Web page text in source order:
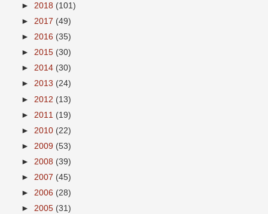
► 2018 (101)
► 2017 (49)
► 2016 (35)
► 2015 (30)
► 2014 (30)
► 2013 (24)
► 2012 (13)
► 2011 (19)
► 2010 (22)
► 2009 (53)
► 2008 (39)
► 2007 (45)
► 2006 (28)
► 2005 (31)